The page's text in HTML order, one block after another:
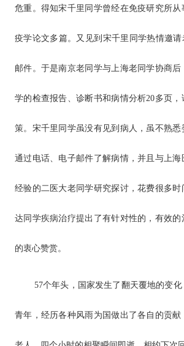
危重。得知宋千里同学曾经在免疫研究所
疫学论文多篇。又见到宋千里同学热情邀请
邮件。于是南京老同学与上海老同学协商后
学的检查报告、诊断书和病情分析20多页，
策。宋千里同学虽没有见到病人，虽不熟悉
通过电话、电子邮件了解病情，并且与上
经验的二医大老同学研究探讨，花费很多
达同学疾病治疗提出了有针对性的，有效的
的衷心赞赏。
57个年头，国家发生了翻天覆地的变
青年，经历各种风雨为国做出了各自的贡献